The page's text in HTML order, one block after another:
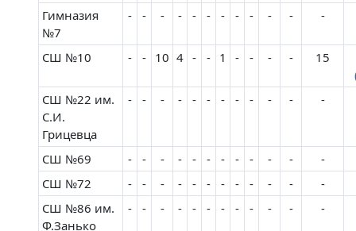
Гимназия
№7
- - - - - - - - - - - -
СШ №10 - - 10 4 - - 1 - - - -
15
СШ №22 им.
С.И.
Грицевца
- - - - - - - - - - - -
СШ №69 - - - - - - - - - - -
-
СШ №72
- - - - - - - - - - -
-
СШ №86 им.
Ф.Занько
- - - - - - - - - - - -